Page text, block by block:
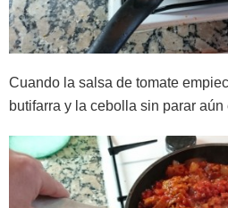
Cuando la salsa de tomate
butifarra y la cebolla sin parar aún